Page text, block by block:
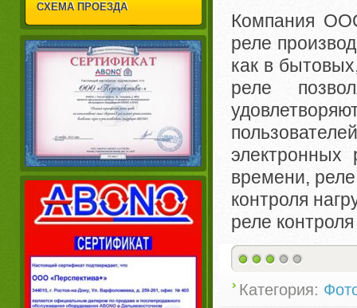
СХЕМА ПРОЕЗДА
Компания
реле
как в
реле
времени,
контроля
реле
Категория: